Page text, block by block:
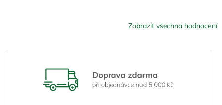
Zobrazit všechna hodnocení